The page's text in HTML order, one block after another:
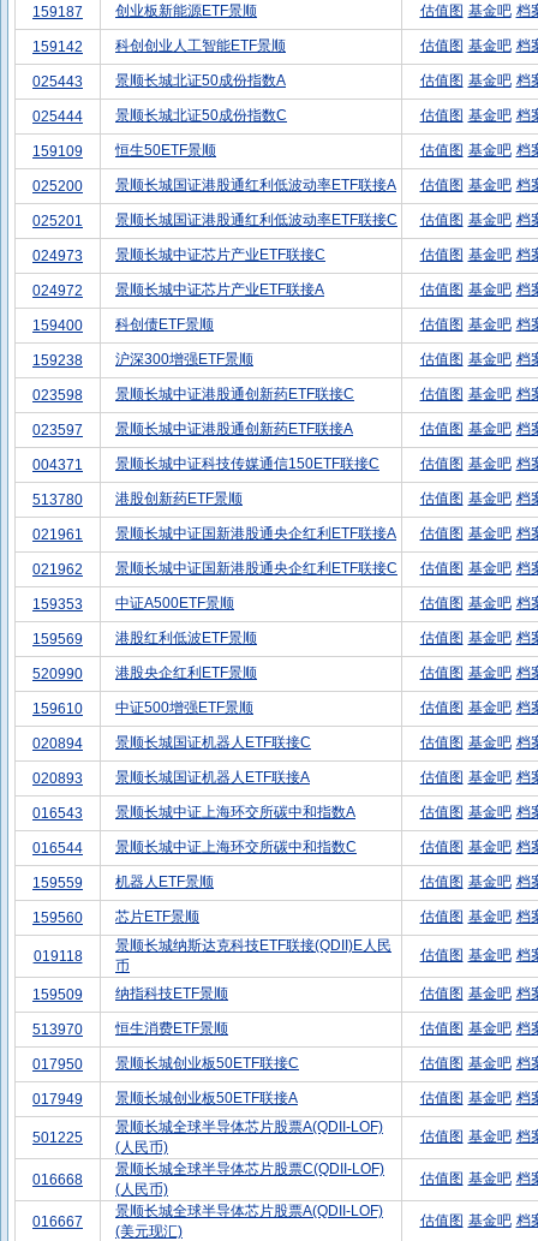
159187 创业板新能源ETF景顺 估值图 基金吧 档
159142 科创创业人工智能ETF景顺 估值图 基金吧 档
025443 景顺长城北证50成份指数A 估值图 基金吧 档
025444 景顺长城北证50成份指数C 估值图 基金吧 档
159109 恒生50ETF景顺 估值图 基金吧 档
025200 景顺长城国证港股通红利低波动率ETF联接A 估值图 基金吧 档
025201 景顺长城国证港股通红利低波动率ETF联接C 估值图 基金吧 档
024973 景顺长城中证芯片产业ETF联接C 估值图 基金吧 档
024972 景顺长城中证芯片产业ETF联接A 估值图 基金吧 档
159400 科创债ETF景顺 估值图 基金吧 档
159238 沪深300增强ETF景顺 估值图 基金吧 档
023598 景顺长城中证港股通创新药ETF联接C 估值图 基金吧 档
023597 景顺长城中证港股通创新药ETF联接A 估值图 基金吧 档
004371 景顺长城中证科技传媒通信150ETF联接C 估值图 基金吧 档
513780 港股创新药ETF景顺 估值图 基金吧 档
021961 景顺长城中证国新港股通央企红利ETF联接A 估值图 基金吧 档
021962 景顺长城中证国新港股通央企红利ETF联接C 估值图 基金吧 档
159353 中证A500ETF景顺 估值图 基金吧 档
159569 港股红利低波ETF景顺 估值图 基金吧 档
520990 港股央企红利ETF景顺 估值图 基金吧 档
159610 中证500增强ETF景顺 估值图 基金吧 档
020894 景顺长城国证机器人ETF联接C 估值图 基金吧 档
020893 景顺长城国证机器人ETF联接A 估值图 基金吧 档
016543 景顺长城中证上海环交所碳中和指数A 估值图 基金吧 档
016544 景顺长城中证上海环交所碳中和指数C 估值图 基金吧 档
159559 机器人ETF景顺 估值图 基金吧 档
159560 芯片ETF景顺 估值图 基金吧 档
019118
景顺长城纳斯达克科技ETF联接(QDII)E人民
币
估值图 基金吧 档
159509 纳指科技ETF景顺 估值图 基金吧 档
513970 恒生消费ETF景顺 估值图 基金吧 档
017950 景顺长城创业板50ETF联接C 估值图 基金吧 档
017949 景顺长城创业板50ETF联接A 估值图 基金吧 档
501225
景顺长城全球半导体芯片股票A(QDII-LOF)
(人民币)
估值图 基金吧 档
016668
景顺长城全球半导体芯片股票C(QDII-LOF)
(人民币)
估值图 基金吧 档
016667
景顺长城全球半导体芯片股票A(QDII-LOF)
(美元现汇)
估值图 基金吧 档